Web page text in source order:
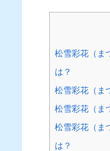
松雪彩花（ま
は？
松雪彩花（ま
松雪彩花（ま
松雪彩花（ま
は？